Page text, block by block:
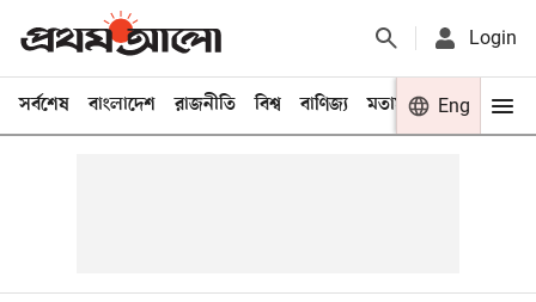
Login
সর্বশেষ বাংলাদেশ রাজনীতি বিশ্ব বাণিজ্য মতামত খেলা
Eng